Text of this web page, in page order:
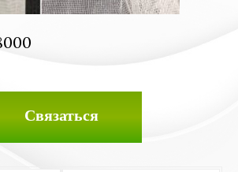
Связаться